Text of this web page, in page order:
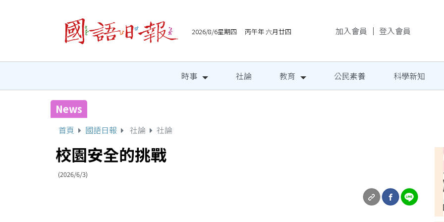
2026/8/6星期四 丙午年 六月廿四 加入會員 ｜ 登入會員
時事 社論 教育 公民素養 科學新知
News
首頁 國語日報 社論 社論
校園安全的挑戰
(2026/6/3)